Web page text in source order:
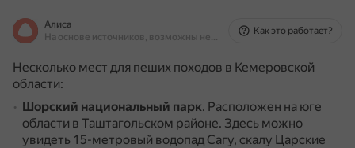
Алиса
На основе источников, возможны неточности
Как это работает?
Несколько мест для пеших походов в Кемеровской
области:
Шорский национальный парк. Расположен на юге
области в Таштагольском районе. Здесь можно
увидеть 15-метровый водопад Сагу, скалу Царские